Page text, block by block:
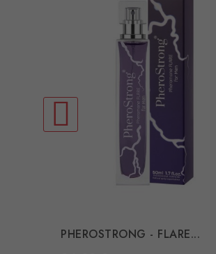
PHEROSTRONG - FLARE...